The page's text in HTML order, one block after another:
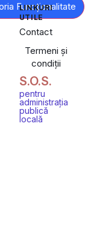
Funcționalitate
LINKURI
UTILE
Contact
Termeni și
condiții
S.O.S.
pentru
administrația
publică
locală